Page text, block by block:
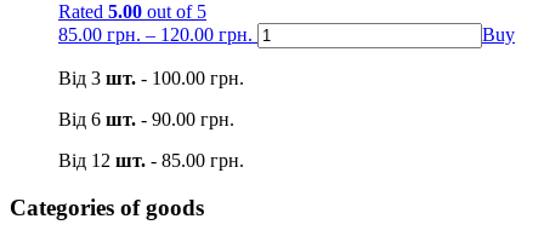
Rated 5.00 out of 5
85.00 грн. – 120.00 грн. Buy
Від 3 шт. - 100.00 грн.
Від 6 шт. - 90.00 грн.
Від 12 шт. - 85.00 грн.
Categories of goods